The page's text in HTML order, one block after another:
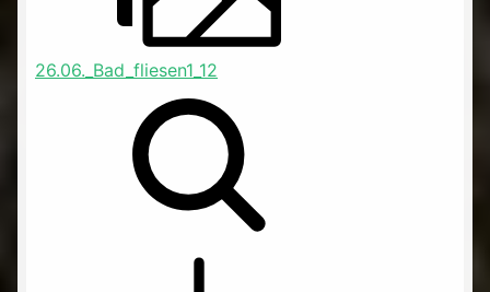
26.06._Bad_fliesen1_12